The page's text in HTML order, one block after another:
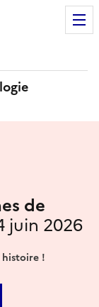
de
juin 2026
histoire !